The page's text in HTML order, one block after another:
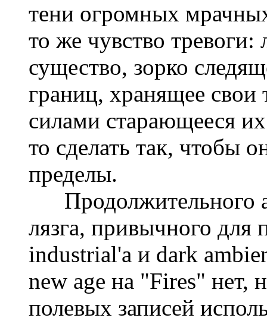
тени огромных
то же чувство
существо, зорко
границ, хранящее
силами старающееся
то сделать так, чтобы
пределы.
Продолжительного
лязга, привычного для
industrial'а и dark
new age на "Fires" нет,
полевых записей